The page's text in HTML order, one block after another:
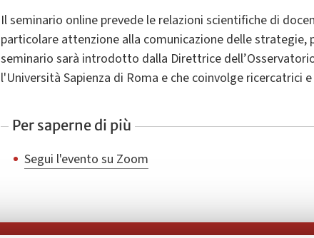
Il seminario online prevede le relazioni scientifiche di
particolare attenzione alla comunicazione delle
seminario sarà introdotto dalla Direttrice
l'Università Sapienza di Roma e che coinvolge ricercatrici
Per saperne di più
Segui l'evento su Zoom